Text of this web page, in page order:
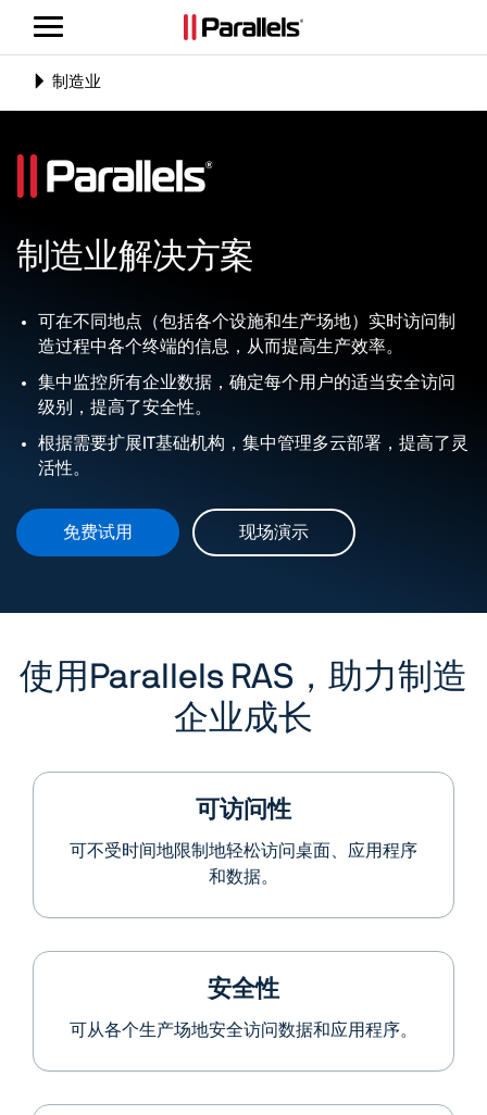
切
导
Toggle
制造业
制造业解决方案
可在不同地点（包括各个设施和生产场地）实时访问制
造过程中各个终端的信息，从而提高生产效率。
集中监控所有企业数据，确定每个用户的适当安全访问
级别，提高了安全性。
根据需要扩展IT基础机构，集中管理多云部署，提高了灵
活性。
免费试用 现场演示
使用Parallels RAS，助力制造
企业成长
可访问性
可不受时间地限制地轻松访问桌面、应用程序
和数据。
安全性
可从各个生产场地安全访问数据和应用程序。